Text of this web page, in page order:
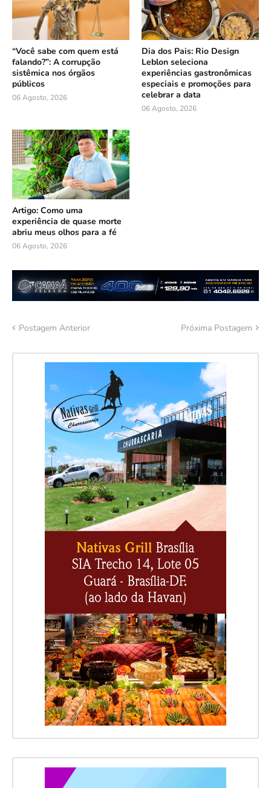
“Você sabe com quem está
falando?”: A corrupção
sistêmica nos órgãos
públicos
06 Agosto, 2026
Dia dos Pais: Rio Design
Leblon seleciona
experiências gastronômicas
especiais e promoções para
celebrar a data
06 Agosto, 2026
Artigo: Como uma
experiência de quase morte
abriu meus olhos para a fé
06 Agosto, 2026
Postagem Anterior Próxima Postagem